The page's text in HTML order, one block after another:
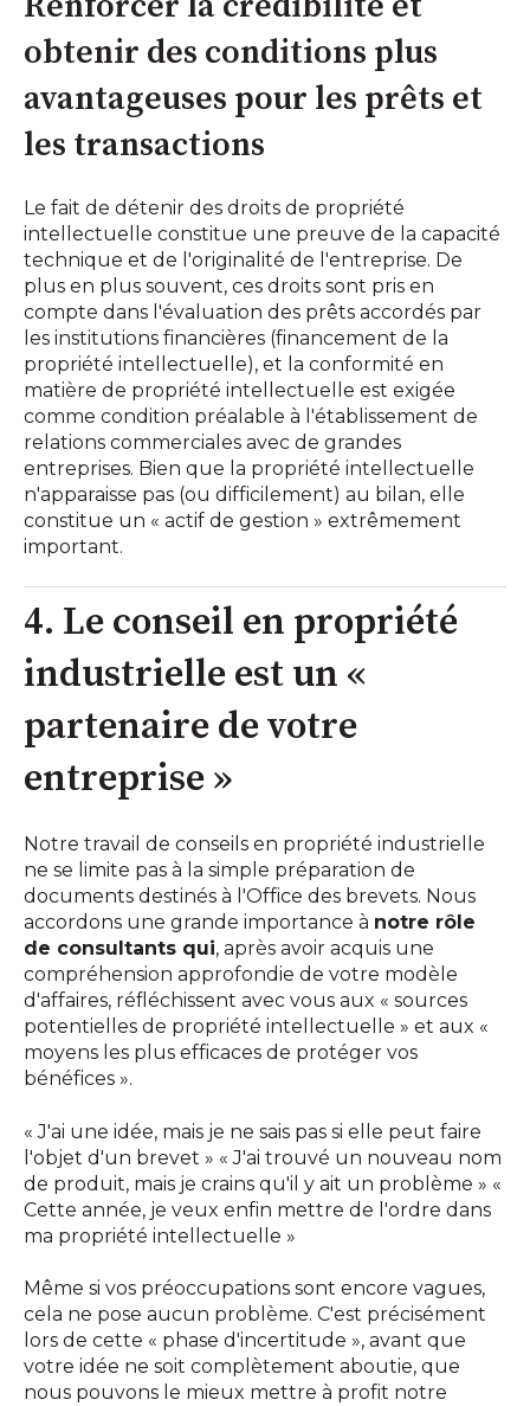
obtenir des conditions plus
avantageuses pour les prêts et
les transactions
Le fait de détenir des droits de propriété
intellectuelle constitue une preuve de la capacité
technique et de l'originalité de l'entreprise. De
plus en plus souvent, ces droits sont pris en
compte dans l'évaluation des prêts accordés par
les institutions financières (financement de la
propriété intellectuelle), et la conformité en
matière de propriété intellectuelle est exigée
comme condition préalable à l'établissement de
relations commerciales avec de grandes
entreprises. Bien que la propriété intellectuelle
n'apparaisse pas (ou difficilement) au bilan, elle
constitue un « actif de gestion » extrêmement
important.
4. Le conseil en propriété
industrielle est un «
partenaire de votre
entreprise »
Notre travail de conseils en propriété industrielle
ne se limite pas à la simple préparation de
documents destinés à l'Office des brevets. Nous
accordons une grande importance à notre rôle
de consultants qui, après avoir acquis une
compréhension approfondie de votre modèle
d'affaires, réfléchissent avec vous aux « sources
potentielles de propriété intellectuelle » et aux «
moyens les plus efficaces de protéger vos
bénéfices ».
« J'ai une idée, mais je ne sais pas si elle peut faire
l'objet d'un brevet » « J'ai trouvé un nouveau nom
de produit, mais je crains qu'il y ait un problème » «
Cette année, je veux enfin mettre de l'ordre dans
ma propriété intellectuelle »
Même si vos préoccupations sont encore vagues,
cela ne pose aucun problème. C'est précisément
lors de cette « phase d'incertitude », avant que
votre idée ne soit complètement aboutie, que
nous pouvons le mieux mettre à profit notre